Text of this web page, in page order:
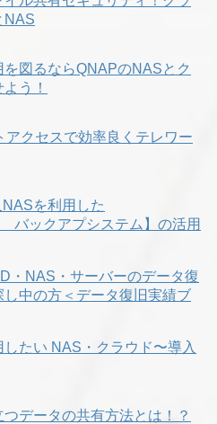
NAS
図るならQNAPのNASとク
う！
アクセスで効率良くテレワー
を利用した
バックアプシステム】の活用
・NAS・サーバーのデータ復
し中の方＜データ復旧実績ブ
たい NAS・クラウド〜導入
データの共有方法とは！？